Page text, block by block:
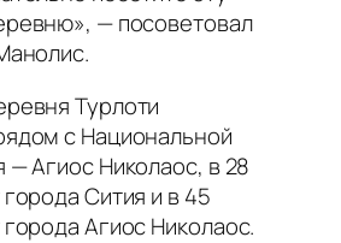
— посоветовал
Турлоти
с Национальной
Агиос Николаос, в 28
Сития и в 45
Агиос Николаос.